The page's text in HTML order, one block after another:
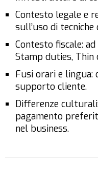
Contesto legale e
sull’uso di
Contesto fiscale:
Stamp duties, Thin
Fusi orari e lingua:
supporto cliente.
Differenze
pagamento
nel business.